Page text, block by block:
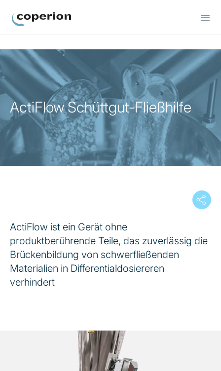
ActiFlow Schüttgut-Fließhilfe
ActiFlow ist ein Gerät ohne
produktberührende Teile, das zuverlässig die
Brückenbildung von schwerfließenden
Materialien in Differentialdosiereren
verhindert